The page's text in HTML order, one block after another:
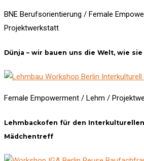
BNE Berufsorientierung / Female
Projektwerkstatt
Dünja – wir bauen uns die Welt, wie
Female Empowerment / Lehm /
Lehmbackofen für den Interkulturellen
Mädchentreff